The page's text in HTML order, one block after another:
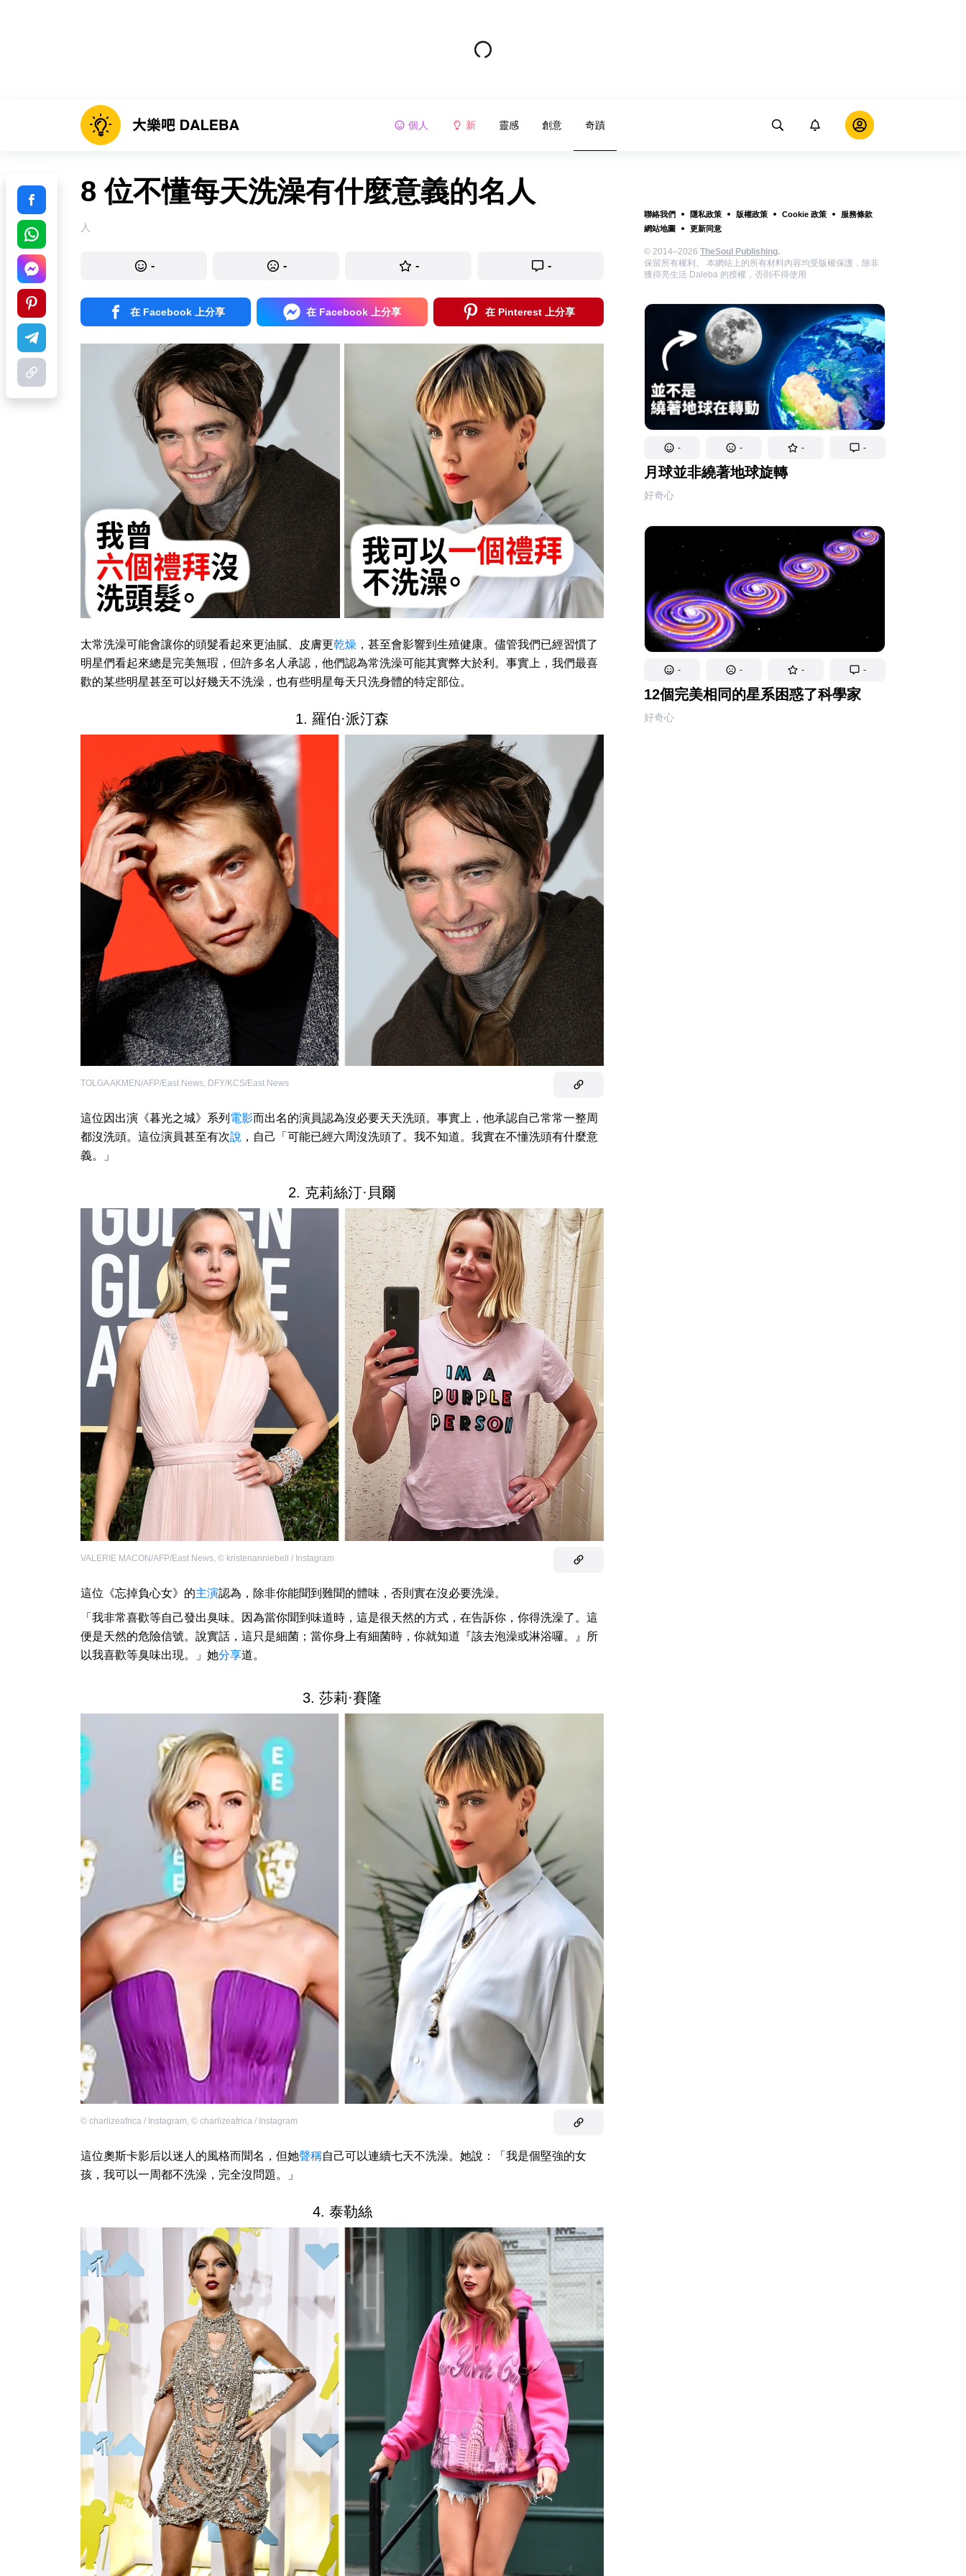
個人 新 靈感 創意 奇蹟
聯絡我們 隱私政策 版權政策 Cookie 政策
服務條款
網站地圖
更新同意
© 2014–2026 TheSoul Publishing.
保留所有權利。 本網站上的所有材料內容均受版權保護，除非
獲得亮生活 Daleba 的授權，否則不得使用
- - - -
月球並非繞著地球旋轉
好奇心
- - - -
12個完美相同的星系困惑了科學家
好奇心
8 位不懂每天洗澡有什麼意義的名人
人
- - - -
在 Facebook 上分享 在 Facebook 上分享 在 Pinterest 上分享
太常洗澡可能會讓你的頭髮看起來更油膩、皮膚更乾燥 ，甚至會影響到生殖健康。儘管我們已經習慣了
明星們看起來總是完美無瑕，但許多名人承認，他們認為常洗澡可能其實弊大於利。事實上，我們最喜
歡的某些明星甚至可以好幾天不洗澡，也有些明星每天只洗身體的特定部位。
1. 羅伯·派汀森
TOLGA AKMEN/AFP/East News, DFY/KCS/East News
這位因出演《暮光之城》系列 電影而出名的演員認為沒必要天天洗頭。事實上，他承認自己常常一整周
都沒洗頭。這位演員甚至有次說 ，自己「可能已經六周沒洗頭了。我不知道。我實在不懂洗頭有什麼意
義。」
2. 克莉絲汀·貝爾
VALERIE MACON/AFP/East News, © kristenanniebell / Instagram
這位《忘掉負心女》的主演認為，除非你能聞到難聞的體味，否則實在沒必要洗澡。
「我非常喜歡等自己發出臭味。因為當你聞到味道時，這是很天然的方式，在告訴你，你得洗澡了。這
便是天然的危險信號。說實話，這只是細菌；當你身上有細菌時，你就知道『該去泡澡或淋浴囉。』所
以我喜歡等臭味出現。」她分享道。
3. 莎莉·賽隆
© charlizeafrica / Instagram, © charlizeafrica / Instagram
這位奧斯卡影后以迷人的風格而聞名，但她聲稱自己可以連續七天不洗澡。她說：「我是個堅強的女
孩，我可以一周都不洗澡，完全沒問題。」
4. 泰勒絲